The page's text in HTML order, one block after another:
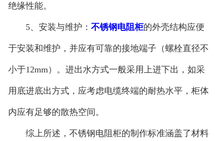
绝缘性能。
5、安装与维护： 不锈钢电阻柜的外壳结构应便
于安装和维护，并应有可靠的接地端子（螺栓直径不
小于12mm）。进出水方式一般采用上进下出，如采
用底进底出方式，应考虑电缆终端的耐热水平，柜体
内应有足够的散热空间。
综上所述，不锈钢电阻柜的制作标准涵盖了材料